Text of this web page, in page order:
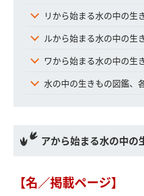
リから始まる水の中の生
ルから始まる水の中の生
ワから始まる水の中の生
水の中の生きもの図鑑、各種発売中
アから始まる水の中の
【名／掲載ページ】